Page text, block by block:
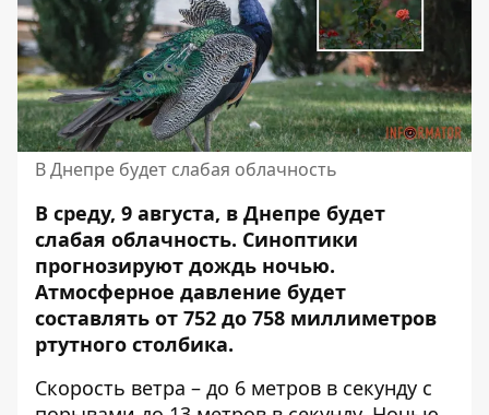
В Днепре будет слабая облачность
В среду, 9 августа, в Днепре будет
слабая облачность. Синоптики
прогнозируют дождь ночью.
Атмосферное давление будет
составлять от 752 до 758 миллиметров
ртутного столбика.
Скорость ветра – до 6 метров в секунду с